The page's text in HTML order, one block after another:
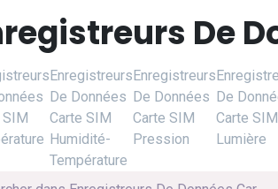
De
SIM
Enregistreurs
De Données
Carte SIM
Humidité-
Température
Enregistreurs
De Données
Carte SIM
Pression
De
Carte SIM
Lumière